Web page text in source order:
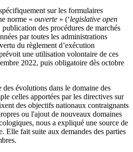
sur les formulaires
norme « ouverte » (‘legislative open
des procédures de marchés
par toutes les administrations
du règlement d’exécution
une utilisation volontaire de ces
2022, puis obligatoire dès octobre
évolutions dans le domaine des
celles apportées par les directives sur
des objectifs nationaux contraignants
ou l'ajout de nouveaux domaines
nous a expliqué une source de
Elle fait suite aux demandes des parties